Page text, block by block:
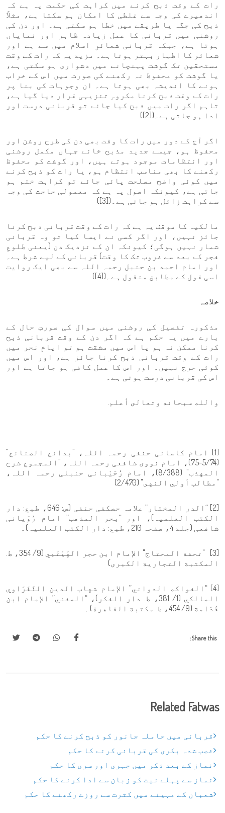
رات کے وقت ذبح کرنے میں کراہت کی حکمت یہ ہے کہ
اندھیرے کی وجہ سے غلطی کا امکان ہو سکتا ہے، مثلاً
ذبح کی جگہ یا طریقے میں خطا ہو سکتی ہے۔ اور دن کی
روشنی میں قربانی کا عمل زیادہ ظاہر اور نمایاں
ہوتا ہے، جبکہ قربانی شعائرِ اسلام میں سے ہے اور
شعائر کا اظہار بہتر ہوتا ہے۔ مزید یہ کہ رات کے وقت
مستحقین تک گوشت پہنچانے میں دشواری ہو سکتی ہے،
یا گوشت کو محفوظ نہ رکھنے کی صورت میں اس کے خراب
ہونے کا اندیشہ بھی ہوتا ہے۔ ان وجوہات کی بنا پر
رات کے وقت ذبح کرنا مکروہِ تنزیہی قرار دیا گیا ہے،
تاہم اگر رات میں ذبح کیا جائے تو قربانی درست اور
ادا ہو جاتی ہے۔([2])
اگر آج کے دور میں رات کا وقت بھی دن کی طرح روشن اور
محفوظ ہو، جیسے جدید مذبح خانے جہاں مکمل روشنی
اور انتظامات موجود ہوتے ہیں، اور گوشت کو محفوظ
رکھنے کا بھی مناسب انتظام ہو، یا رات کو ذبح کرنے
میں کوئی واضح مصلحت پائی جائے تو کراہت ختم ہو
جاتی ہے، کیونکہ اصول یہ ہے کہ معمولی حاجت کی وجہ
سے کراہت زائل ہو جاتی ہے۔([3])
مالکیہ کا موقف یہ ہے کہ رات کے وقت قربانی ذبح کرنا
جائز نہیں، اور اگر کسی نے ایسا کیا تو وہ قربانی
شمار نہیں ہوگی؛ کیونکہ ان کے نزدیک دن (یعنی طلوعِ
فجر کے بعد سے غروب تک کا وقت) قربانی کے لیے شرط ہے۔
اور امام احمد بن حنبل رحمہ اللہ سے بھی ایک روایت
اسی قول کے مطابق منقول ہے۔([4])
خلاصہ
مذکورہ تفصیل کی روشنی میں سوال کی صورتِ حال کے
بارے میں یہ حکم ہے کہ اگر دن کے وقت قربانی ذبح
کرنا ممکن نہ ہو یا اس میں مشقت ہو تو ایامِ نحر میں
رات کے وقت قربانی ذبح کرنا جائز ہے، اور اس میں
کوئی حرج نہیں۔ اور اس کا عمل کافی ہو جاتا ہے اور
اس کی قربانی درست ہوتی ہے۔
والله سبحانه وتعالى أعلم.
[1] امام کاسانی حنفی رحمہ اللہ، "بدائع الصنائع"
(5/74-75)، امام نووی شافعی رحمہ اللہ، "المجموع شرح
المهذب" (8/388)، امام رُحَیْبانی حنبلی رحمہ اللہ،
"مطالب أولي النهى" (2/470)
[2] “الدر المختار” علامہ حصکفی حنفی (ص: 646، طبع: دار
الکتب العلمیہ)، اور “بحر المذهب” امام رُوَیانی
شافعی (جلد 4، صفحہ 210، طبع: دار الکتب العلمیہ)۔
[3] "تحفة المحتاج" الإمام ابن حجر الهَيْتَمِي (9/ 354، ط.
المكتبة التجارية الكبرى)
[4] “الفواكه الدواني” الإمام شهاب الدین النَّفَرَاوي
المالكي (1/ 381، ط. دار الفكر)، “المغني” الإمام ابن
قُدَامة (9/ 454، ط. مكتبة القاهرة)۔
Share this:
Related Fatwas
قربانی میں حاملہ جانور کو ذبح کرنے کا حکم
غصب شدہ بکری کی قربانی کرنے کا حکم
نماز کے بعد ذکر میں جہری اور سری کا حکم
نماز سے پہلے نیت کو زبان سے ادا کرنے کا حکم
شعبان کے مہینے میں کثرت سے روزے رکھنے کا حکم